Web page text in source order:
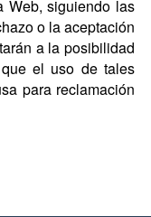
Web, siguiendo las
o la aceptación
a la posibilidad
el uso de tales
para reclamación